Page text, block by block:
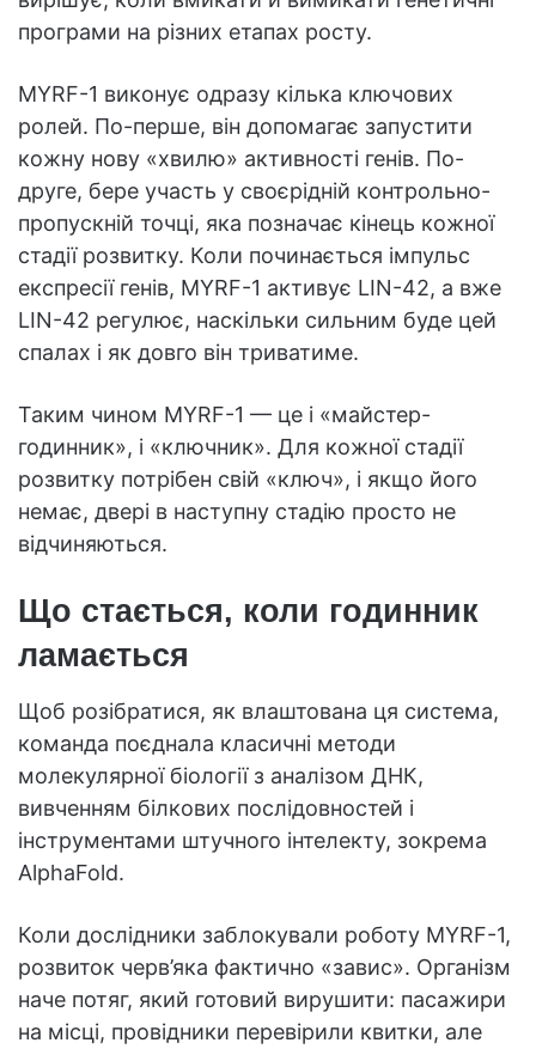
програми на різних етапах росту.
MYRF-1 виконує одразу кілька ключових
ролей. По-перше, він допомагає запустити
кожну нову «хвилю» активності генів. По-
друге, бере участь у своєрідній контрольно-
пропускній точці, яка позначає кінець кожної
стадії розвитку. Коли починається імпульс
експресії генів, MYRF-1 активує LIN-42, а вже
LIN-42 регулює, наскільки сильним буде цей
спалах і як довго він триватиме.
Таким чином MYRF-1 — це і «майстер-
годинник», і «ключник». Для кожної стадії
розвитку потрібен свій «ключ», і якщо його
немає, двері в наступну стадію просто не
відчиняються.
Що стається, коли годинник
ламається
Щоб розібратися, як влаштована ця система,
команда поєднала класичні методи
молекулярної біології з аналізом ДНК,
вивченням білкових послідовностей і
інструментами штучного інтелекту, зокрема
AlphaFold.
Коли дослідники заблокували роботу MYRF-1,
розвиток черв’яка фактично «завис». Організм
наче потяг, який готовий вирушити: пасажири
на місці, провідники перевірили квитки, але